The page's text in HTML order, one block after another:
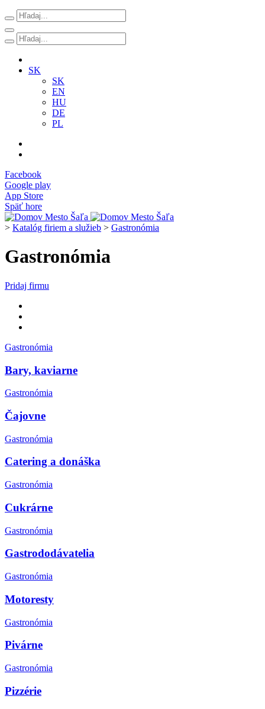
SK
SK
EN
HU
DE
PL
Facebook
Google play
App Store
Späť hore
> Katalóg firiem a služieb > Gastronómia
Gastronómia
Pridaj firmu
Gastronómia
Bary, kaviarne
Gastronómia
Čajovne
Gastronómia
Catering a donáška
Gastronómia
Cukrárne
Gastronómia
Gastrododávatelia
Gastronómia
Motoresty
Gastronómia
Pivárne
Gastronómia
Pizzérie